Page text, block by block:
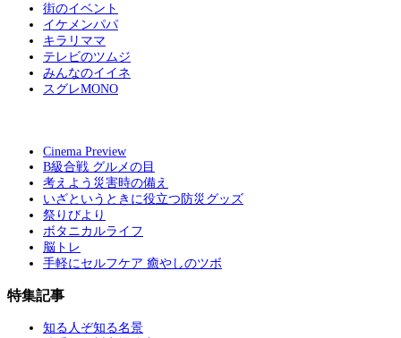
街のイベント
イケメンパパ
キラリママ
テレビのツムジ
みんなのイイネ
スグレMONO
Cinema Preview
B級合戦 グルメの目
考えよう災害時の備え
いざというときに役立つ防災グッズ
祭りびより
ボタニカルライフ
脳トレ
手軽にセルフケア 癒やしのツボ
特集記事
知る人ぞ知る名景